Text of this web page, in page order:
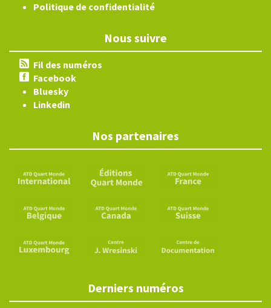
Politique de confidentialité
Nous suivre
Fil des numéros
Facebook
Bluesky
Linkedin
Nos partenaires
Derniers numéros